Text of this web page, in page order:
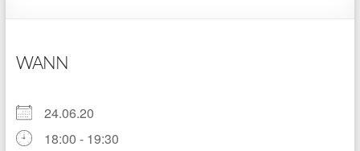
WANN
24.06.20
18:00 - 19:30